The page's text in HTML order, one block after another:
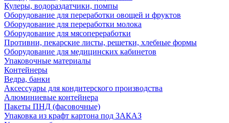
Кулеры, водораздатчики, помпы
Оборудование для переработки овощей и фруктов
Оборудование для переработки молока
Оборудование для мясопереработки
Противни, пекарские листы, решетки, хлебные формы
Оборудование для медицинских кабинетов
Упаковочные материалы
Контейнеры
Ведра, банки
Аксессуары для кондитерского производства
Алюминиевые контейнера
Пакеты ПНД (фасовочные)
Упаковка из крафт картона под ЗАКАЗ